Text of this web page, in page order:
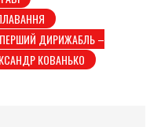
ДИРИЖАБЛЬ –
КОВАНЬКО